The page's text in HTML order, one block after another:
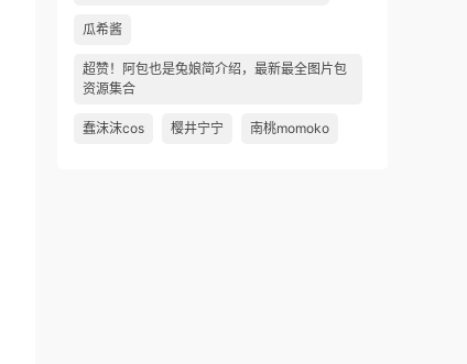
瓜希酱
超赞！阿包也是兔娘简介绍，最新最全图片包
资源集合
蠢沫沫cos 樱井宁宁 南桃momoko